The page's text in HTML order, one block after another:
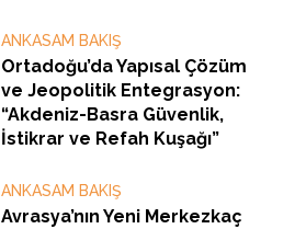
ANKASAM BAKIŞ
Ortadoğu’da Yapısal Çözüm
ve Jeopolitik Entegrasyon:
“Akdeniz-Basra Güvenlik,
İstikrar ve Refah Kuşağı”
ANKASAM BAKIŞ
Avrasya’nın Yeni Merkezkaç